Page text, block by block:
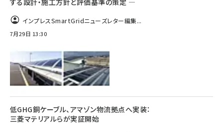
インプレスSmartGridニューズレター編集...
7月29日 13:30
低GHG銅ケーブル、アマゾン物流拠点へ実装：
三菱マテリアルらが実証開始